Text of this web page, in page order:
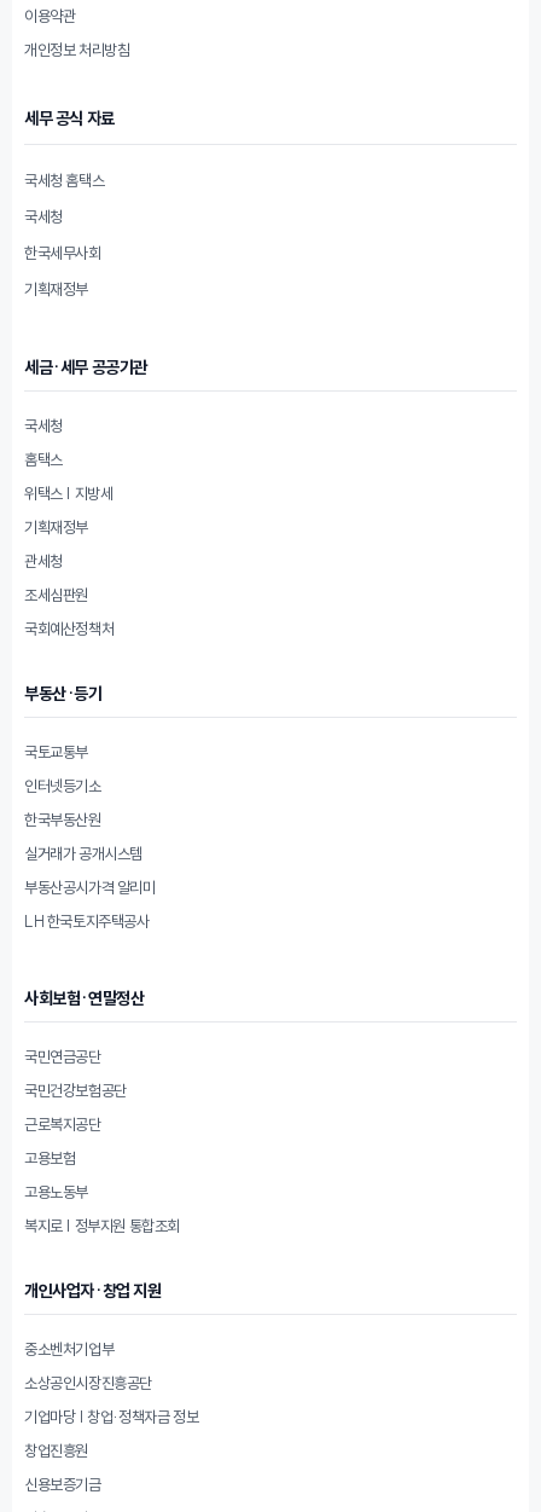
이용약관
개인정보 처리방침
세무 공식 자료
국세청 홈택스
국세청
한국세무사회
기획재정부
세금·세무 공공기관
국세청
홈택스
위택스 | 지방세
기획재정부
관세청
조세심판원
국회예산정책처
부동산·등기
국토교통부
인터넷등기소
한국부동산원
실거래가 공개시스템
부동산공시가격 알리미
LH 한국토지주택공사
사회보험·연말정산
국민연금공단
국민건강보험공단
근로복지공단
고용보험
고용노동부
복지로 | 정부지원 통합조회
개인사업자·창업 지원
중소벤처기업부
소상공인시장진흥공단
기업마당 | 창업·정책자금 정보
창업진흥원
신용보증기금